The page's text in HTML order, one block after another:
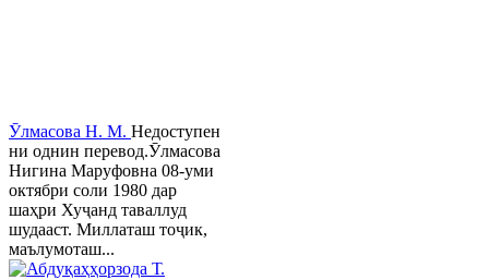
Ӯлмасова Н. М. Недоступен
ни однин перевод.Ӯлмасова
Нигина Маруфовна 08-уми
октябри соли 1980 дар
шаҳри Хуҷанд таваллуд
шудааст. Миллаташ тоҷик,
маълумоташ...